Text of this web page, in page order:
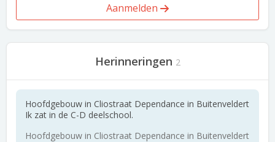
Aanmelden
Herinneringen 2
Hoofdgebouw in Cliostraat Dependance in Buitenveldert
Ik zat in de C-D deelschool.
Hoofdgebouw in Cliostraat Dependance in Buitenveldert